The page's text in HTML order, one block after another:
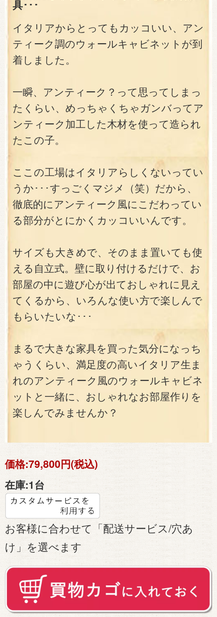
具･･･
イタリアからとってもカッコいい、アン
ティーク調のウォールキャビネットが到
着しました。
一瞬、アンティーク？って思ってしまっ
たくらい、めっちゃくちゃガンバってア
ンティーク加工した木材を使って造られ
たこの子。
ここの工場はイタリアらしくないってい
うか･･･すっごくマジメ（笑）だから、
徹底的にアンティーク風にこだわってい
る部分がとにかくカッコいいんです。
サイズも大きめで、そのまま置いても使
える自立式。壁に取り付けるだけで、お
部屋の中に遊び心が出ておしゃれに見え
てくるから、いろんな使い方で楽しんで
もらいたいな･･･
まるで大きな家具を買った気分になっち
ゃうくらい、満足度の高いイタリア生ま
れのアンティーク風のウォールキャビネ
ットと一緒に、おしゃれなお部屋作りを
楽しんでみませんか？
価格:79,800円(税込)
在庫:1台
お客様に合わせて「配送サービス/穴あ
け」を選べます